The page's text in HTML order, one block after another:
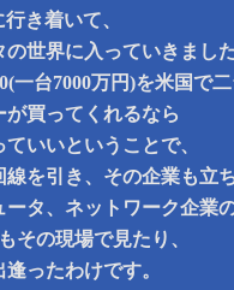
き着いて、
の世界に入っていきまし
一台7000万円)を米国で
が買ってくれるなら
いいということで、
線を引き、その企業も立
ータ、ネットワーク企業
その現場で見たり、
ったわけです。